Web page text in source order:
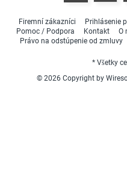
Firemní zákazníci Prihlásenie
Pomoc / Podpora
Kontakt O
Právo na odstúpenie od zmluvy
* Všetky
© 2026 Copyright by